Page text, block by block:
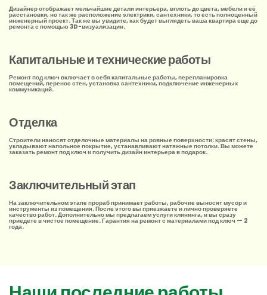
Дизайнер отображает мельчайшие детали интерьера, вплоть до цвета, мебели и её
расстановки, но так же расположение электрики, сантехники, то есть полноценный
инженерный проект. Так же вы увидите, как будет выглядеть ваша квартира еще до
ремонта с помощью 3D-визуализации.
Капитальные и технические работы
Ремонт под ключ включает в себя капитальные работы, перепланировка
помещений, перенос стен, установка сантехники, подключение инженерных
коммуникаций.
Отделка
Строители наносят отделочные материалы на ровные поверхности: красят стены,
укладывают напольное покрытие, устанавливают натяжные потолки. Вы можете
заказать ремонт под ключ и получить дизайн интерьера в подарок.
Заключительный этап
На заключительном этапе прораб принимает работы, рабочие выносят мусор и
инструменты из помещения. После этого вы приезжаете и лично проверяете
качество работ. Дополнительно мы предлагаем услуги клининга, и вы сразу
приедете в чистое помещение. Гарантия на ремонт с материалами под ключ — 2
года.